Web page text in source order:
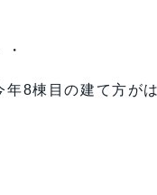
8棟目の建て方が